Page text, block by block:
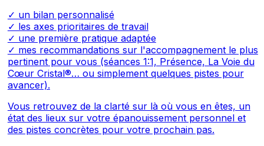
✓ un bilan personnalisé
✓ les axes prioritaires de travail
✓ une première pratique adaptée
✓ mes recommandations sur l'accompagnement le plus
pertinent pour vous (séances 1:1, Présence, La Voie du
Cœur Cristal®… ou simplement quelques pistes pour
avancer).
Vous retrouvez de la clarté sur là où vous en êtes, un
état des lieux sur votre épanouissement personnel et
des pistes concrètes pour votre prochain pas.